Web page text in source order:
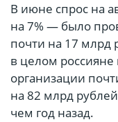
В июне спрос на
на 7% — было
почти на 17 млрд
в целом
организации
на 82 млрд
чем год назад.